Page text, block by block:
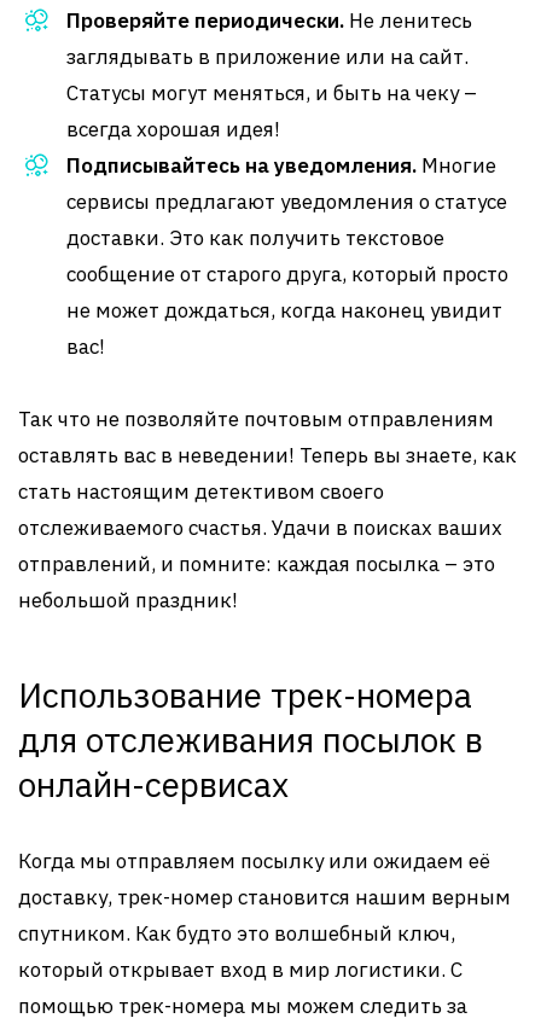
Проверяйте периодически. Не ленитесь
заглядывать в приложение или на сайт.
Статусы могут меняться, и быть на чеку –
всегда хорошая идея!
Подписывайтесь на уведомления. Многие
сервисы предлагают уведомления о статусе
доставки. Это как получить текстовое
сообщение от старого друга, который просто
не может дождаться, когда наконец увидит
вас!
Так что не позволяйте почтовым отправлениям
оставлять вас в неведении! Теперь вы знаете, как
стать настоящим детективом своего
отслеживаемого счастья. Удачи в поисках ваших
отправлений, и помните: каждая посылка – это
небольшой праздник!
Использование трек-номера
для отслеживания посылок в
онлайн-сервисах
Когда мы отправляем посылку или ожидаем её
доставку, трек-номер становится нашим верным
спутником. Как будто это волшебный ключ,
который открывает вход в мир логистики. С
помощью трек-номера мы можем следить за